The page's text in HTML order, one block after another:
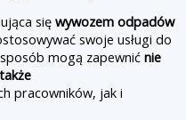
się wywozem odpadów
swoje usługi do
mogą zapewnić nie
pracowników, jak i